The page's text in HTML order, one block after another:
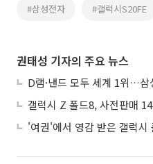
#삼성전자 #갤럭시S20FE
권태성 기자의 주요 뉴스